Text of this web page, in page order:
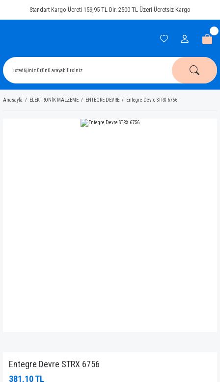
Standart Kargo Ücreti 159,95 TL Dir. 2500 TL Üzeri Ücretsiz Kargo
Anasayfa ELEKTRONİK MALZEME ENTEGRE DEVRE Entegre Devre STRX 6756
Entegre Devre STRX 6756
381,10 TL